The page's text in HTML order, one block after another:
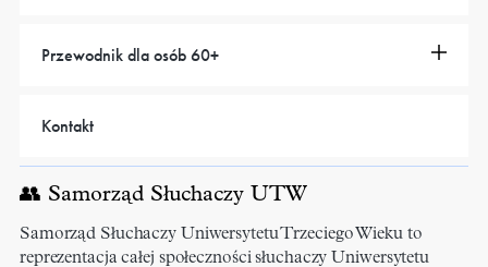
Przewodnik dla osób 60+
Kontakt
👥 Samorząd Słuchaczy UTW
Samorząd Słuchaczy Uniwersytetu Trzeciego Wieku to
reprezentacja całej społeczności słuchaczy Uniwersytetu